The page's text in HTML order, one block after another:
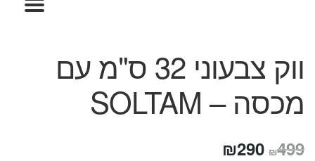
מתנות למטבח
מתכונים שלכם
מאמרים
תשלום
ווק צבעוני 32 ס"מ עם
מכסה – SOLTAM
₪499 המחיר
₪290